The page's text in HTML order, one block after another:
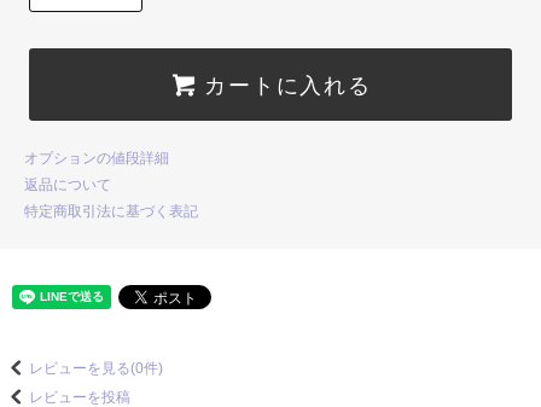
カートに入れる
オプションの値段詳細
返品について
特定商取引法に基づく表記
レビューを見る(0件)
レビューを投稿